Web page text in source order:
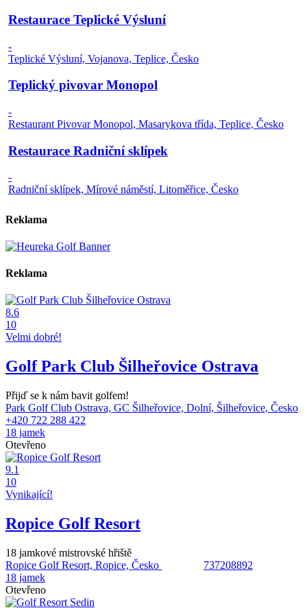
Restaurace Teplické Výsluní
-
Teplické Výsluní, Vojanova, Teplice, Česko
Teplický pivovar Monopol
-
Restaurant Pivovar Monopol, Masarykova třída, Teplice, Česko
Restaurace Radniční sklípek
-
Radniční sklípek, Mírové náměstí, Litoměřice, Česko
Reklama
Reklama
8.6
10
Velmi dobré!
Golf Park Club Šilheřovice Ostrava
Přijď se k nám bavit golfem!
Park Golf Club Ostrava, GC Šilheřovice, Dolní, Šilheřovice, Česko
+420 722 288 422
18 jamek
Otevřeno
9.1
10
Vynikající!
Ropice Golf Resort
18 jamkové mistrovské hřiště
Ropice Golf Resort, Ropice, Česko
737208892
18 jamek
Otevřeno